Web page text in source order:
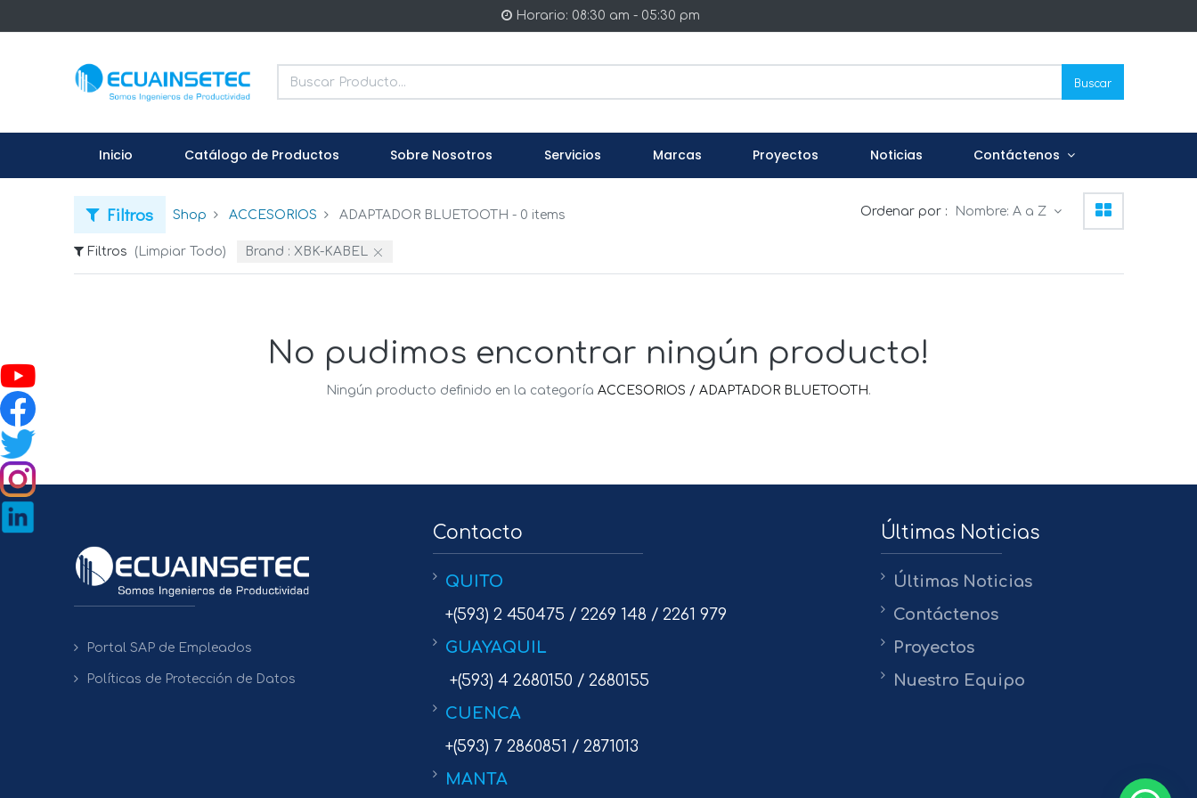
Horario: 08:30 am - 05:30 pm
Buscar
Inicio Catálogo de Productos Sobre Nosotros Servicios Marcas Proyectos Noticias Contáctenos
Filtros Shop ACCESORIOS ADAPTADOR BLUETOOTH - 0 items Ordenar por : Nombre: A a Z
Filtros (Limpiar Todo) Brand : XBK-KABEL
No pudimos encontrar ningún producto!
Ningún producto definido en la categoría ACCESORIOS / ADAPTADOR BLUETOOTH.
Portal SAP de Empleados
Políticas de Protección de Datos
Contacto
QUITO
+(593) 2 450475 / 2269 148 / 2261 979
GUAYAQUIL
+(593) 4 2680150 / 2680155
CUENCA
+(593) 7 2860851 / 2871013
MANTA
Últimas Noticias
Últimas Noticias
Contáctenos
Proyectos
Nuestro Equipo